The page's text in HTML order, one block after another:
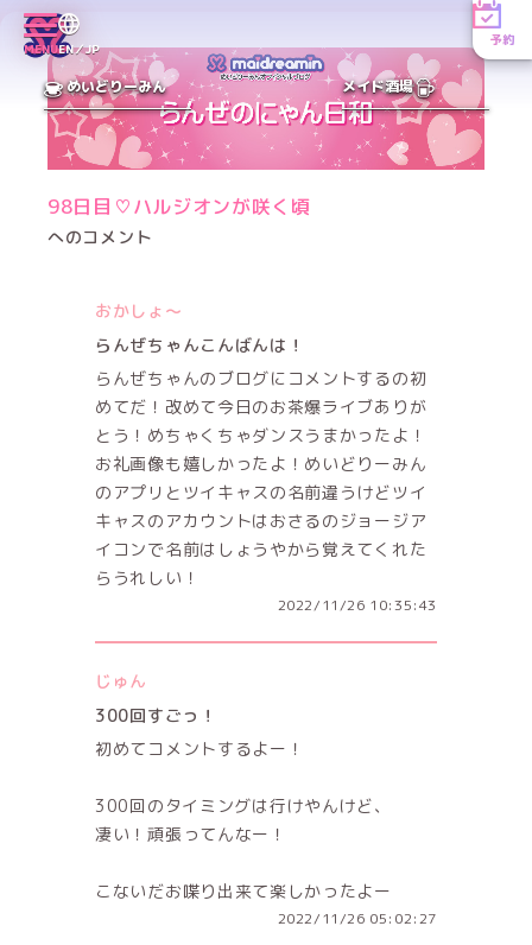
MENUEN／JP
予約
めいどりーみん メイド酒場
98日目♡ハルジオンが咲く頃
へのコメント
おかしょ〜
らんぜちゃんこんばんは！
らんぜちゃんのブログにコメントするの初
めてだ！改めて今日のお茶爆ライブありが
とう！めちゃくちゃダンスうまかったよ！
お礼画像も嬉しかったよ！めいどりーみん
のアプリとツイキャスの名前違うけどツイ
キャスのアカウントはおさるのジョージア
イコンで名前はしょうやから覚えてくれた
らうれしい！
2022/11/26 10:35:43
じゅん
300回すごっ！
初めてコメントするよー！
300回のタイミングは行けやんけど、
凄い！頑張ってんなー！
こないだお喋り出来て楽しかったよー
2022/11/26 05:02:27